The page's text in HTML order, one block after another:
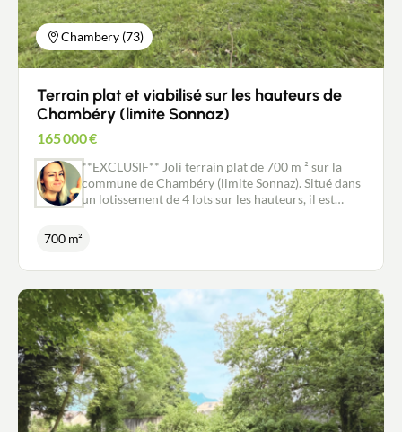
Chambery (73)
Terrain plat et viabilisé sur les hauteurs de
Chambéry (limite Sonnaz)
165 000€
**EXCLUSIF** Joli terrain plat de 700 m ² sur la
commune de Chambéry (limite Sonnaz). Situé dans
un lotissement de 4 lots sur les hauteurs, il est
bordées de platanes qui dessert 3 autres terrains et
une maison déjà existante (hors lotissement). Ce
type de bien est rare, alors venez le visiter sans
tarder ! Les informations sur les risques auxquels
ce bien est exposé sont disponibles sur le site
Géorisques : www.georisques.gouv.fr Pour tout
renseignement complémentaire ou pour une visite
contactez Stéphanie Couillandeau au
06.08.04.02.27, mandataire immobilier New Deal
700 m²